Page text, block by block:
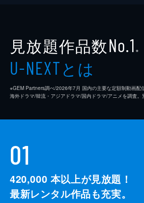
見放題作品数No.1 ※
U-NEXTとは
※GEM Partners調べ/2026年7⽉ 国内の主要な定額制動画配
海外ドラマ/韓流・アジアドラマ/国内ドラマ/アニメを調査。
01
420,000 本以上が見放題！
最新レンタル作品も充実。